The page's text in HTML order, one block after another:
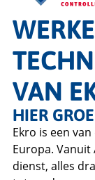
VAN
HIER
Ekro is een
Europa.
dienst, alles